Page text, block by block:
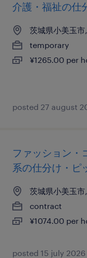
介護・福祉の仕
茨城県小美玉市
temporary
¥1265.00 per
posted 27 august
ファッション・
系の仕分け・ピ
茨城県小美玉市
contract
¥1074.00 per
posted 15 july 2026